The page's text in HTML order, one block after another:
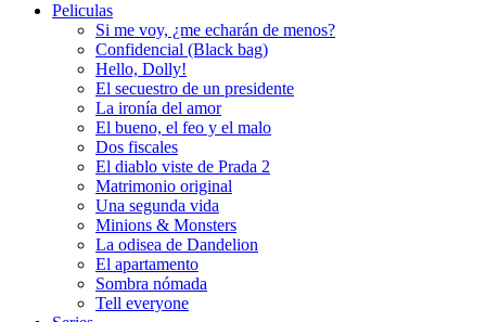
Peliculas
Si me voy, ¿me echarán de menos?
Confidencial (Black bag)
Hello, Dolly!
El secuestro de un presidente
La ironía del amor
El bueno, el feo y el malo
Dos fiscales
El diablo viste de Prada 2
Matrimonio original
Una segunda vida
Minions & Monsters
La odisea de Dandelion
El apartamento
Sombra nómada
Tell everyone